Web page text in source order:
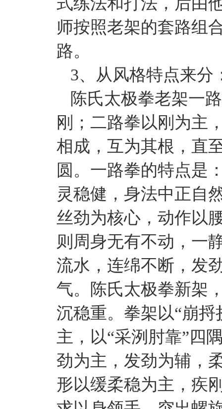
师按照老架的套路组
路。
3、从风格特点来分
陈氏太极拳老架一
刚；二路拳以刚为主
相成，互为其根，直
圆。一路拳的特点是
灵稳健，身法中正自
丝劲为核心，动作以
则周身无有不动，一
流水，连绵不断，发
气。陈氏太极拳新架
沉稳重。拳架以“崩
主，以“采洌肘靠”四
劲为主，发劲为辅，
形以缓柔稳为主，疾